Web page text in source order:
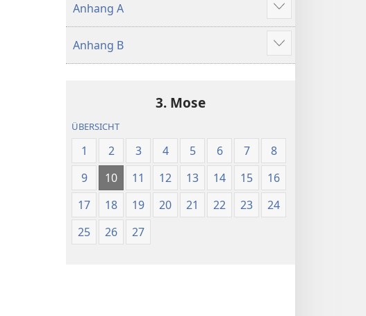
Anhang A
Mehr
anzeigen
Anhang B
Mehr
anzeigen
3. Mose
ÜBERSICHT
1 2 3 4 5 6 7
8
9
10 11 12 13 14 15
16
17
18 19 20 21 22 23
24
25
26 27